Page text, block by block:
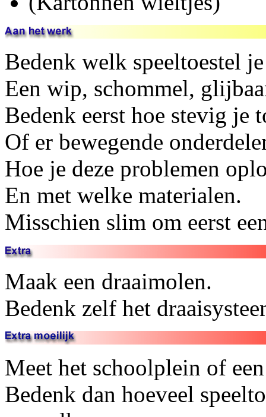
Bedenk welk speeltoestel
Een wip, schommel,
Bedenk eerst hoe stevig je
Of er bewegende
Hoe je deze problemen
En met welke materialen.
Misschien slim om eerst
Maak een draaimolen.
Bedenk zelf het
Meet het schoolplein of
Bedenk dan hoeveel